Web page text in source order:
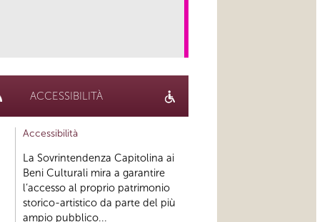
ACCESSIBILITÀ
Accessibilità
La Sovrintendenza Capitolina ai
Beni Culturali mira a garantire
l’accesso al proprio patrimonio
storico-artistico da parte del più
ampio pubblico...